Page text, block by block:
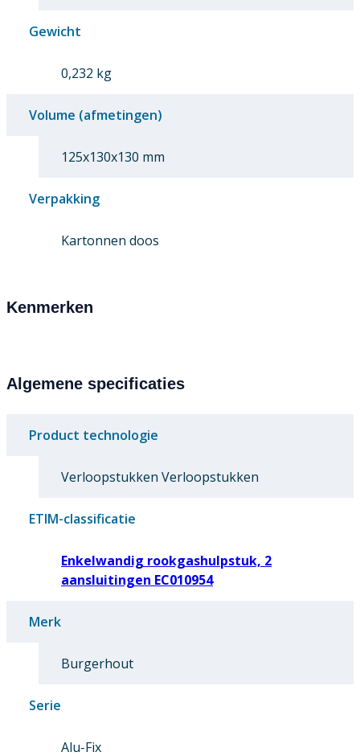
Gewicht
0,232 kg
Volume (afmetingen)
125x130x130 mm
Verpakking
Kartonnen doos
Kenmerken
Algemene specificaties
Product technologie
Verloopstukken Verloopstukken
ETIM-classificatie
Enkelwandig rookgashulpstuk, 2
aansluitingen EC010954
Merk
Burgerhout
Serie
Alu-Fix